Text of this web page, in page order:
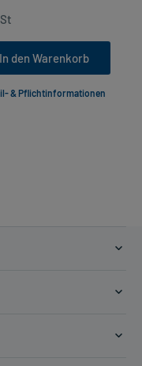
In den Warenkorb
& Pflichtinformationen